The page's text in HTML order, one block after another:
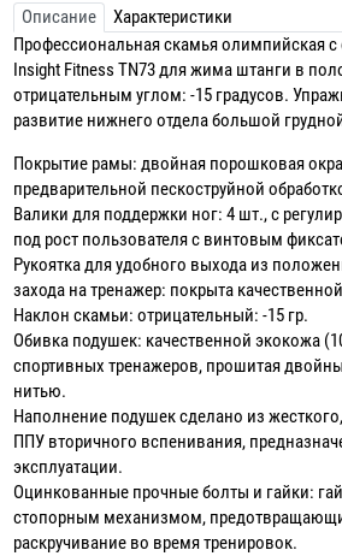
Описание
Характеристики
Профессиональная скамья олимпийская
Insight Fitness TN73 для жима штанги в
отрицательным углом: -15 градусов.
развитие нижнего отдела большой
Покрытие рамы: двойная порошковая
предварительной пескоструйной
Валики для поддержки ног: 4 шт., с
под рост пользователя с винтовым
Рукоятка для удобного выхода из
захода на тренажер: покрыта
Наклон скамьи: отрицательный: -15 гр.
Обивка подушек: качественной экокожа
спортивных тренажеров, прошитая
нитью.
Наполнение подушек сделано из
ППУ вторичного вспенивания,
эксплуатации.
Оцинкованные прочные болты и гайки:
стопорным механизмом,
раскручивание во время тренировок.